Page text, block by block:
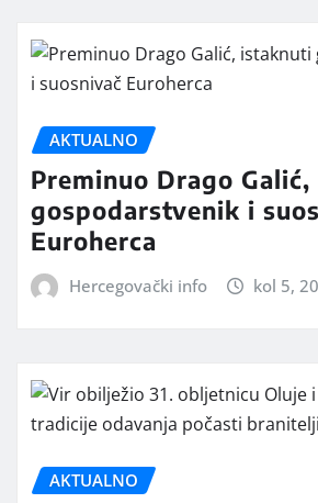
AKTUALNO
Preminuo Drago
gospodarstvenik i
Euroherca
Hercegovački info kol 5,
AKTUALNO